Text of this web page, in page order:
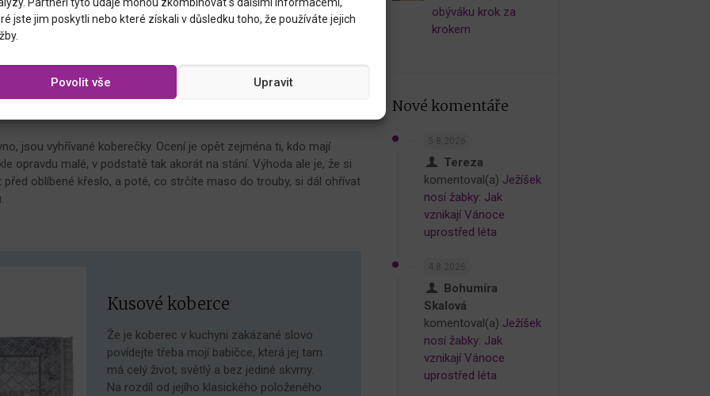
jste jim poskytli nebo které získali v důsledku toho, že používáte jejich
Povolit vše Upravit
rohož, která kombinuje vlastnosti všeho: perfektně přilne
takže ji stačí nadzvednout a zamést pod ní, když se na ni něco
jsou vyhřívané koberečky. Ocení je opět zejména ti, kdo mají
opravdu malé, v podstatě tak akorát na stání. Výhoda ale je, že si
oblíbené křeslo, a poté, co strčíte maso do trouby, si dál ohřívat
Kusové koberce
Že je koberec v kuchyni zakázané slovo
povídejte třeba mojí babičce, která jej tam
má celý život, světlý a bez jediné skvrny.
Na rozdíl od jejího klasického položeného
obýváku krok za
krokem
Nové komentáře
Tereza
komentoval(a) Ježíšek
nosí žabky: Jak
vznikají Vánoce
uprostřed léta
Bohumíra
Skalová
komentoval(a) Ježíšek
nosí žabky: Jak
vznikají Vánoce
uprostřed léta